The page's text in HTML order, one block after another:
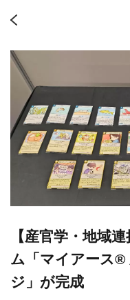
【産官学・地域
ム「マイアース®
ジ」が完成